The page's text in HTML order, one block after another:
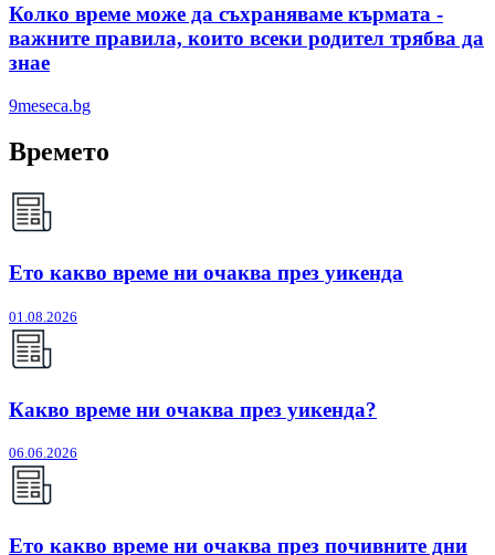
Колко време може да съхраняваме кърмата -
важните правила, които всеки родител трябва да
знае
9meseca.bg
Времето
Ето какво време ни очаква през уикенда
01.08.2026
Какво време ни очаква през уикенда?
06.06.2026
Ето какво време ни очаква през почивните дни